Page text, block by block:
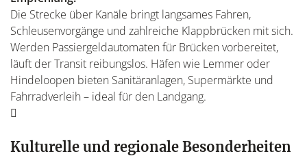
Die Strecke über Kanäle bringt langsames Fahren,
Schleusenvorgänge und zahlreiche Klappbrücken mit sich.
Werden Passiergeldautomaten für Brücken vorbereitet,
läuft der Transit reibungslos. Häfen wie Lemmer oder
Hindeloopen bieten Sanitäranlagen, Supermärkte und
Fahrradverleih – ideal für den Landgang.
Kulturelle und regionale Besonderheiten